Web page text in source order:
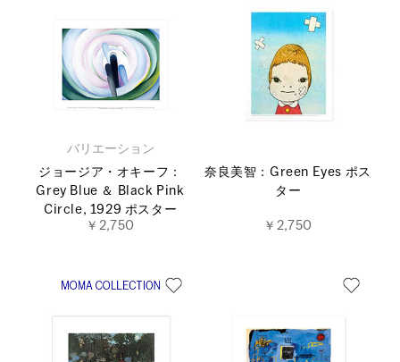
バリエーション
ジョージア・オキーフ：
Grey Blue ＆ Black Pink
Circle, 1929 ポスター
￥2,750
奈良美智：Green Eyes ポス
ター
￥2,750